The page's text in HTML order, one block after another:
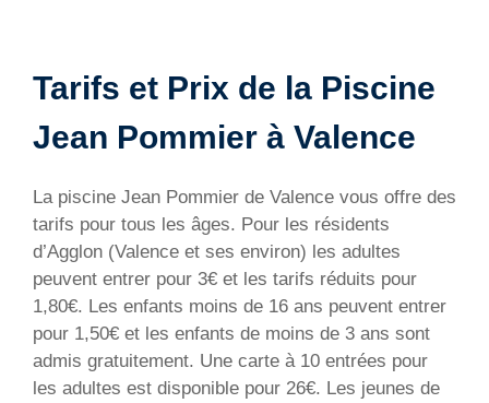
Tarifs et Prix de la Piscine
Jean Pommier à Valence
La piscine Jean Pommier de Valence vous offre des
tarifs pour tous les âges. Pour les résidents
d’Agglon (Valence et ses environ) les adultes
peuvent entrer pour 3€ et les tarifs réduits pour
1,80€. Les enfants moins de 16 ans peuvent entrer
pour 1,50€ et les enfants de moins de 3 ans sont
admis gratuitement. Une carte à 10 entrées pour
les adultes est disponible pour 26€. Les jeunes de